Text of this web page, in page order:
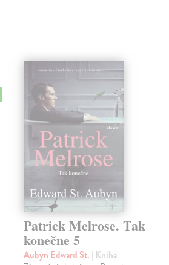
Patrick Melrose. Tak
konečne 5
Aubyn Edward St. | Kniha